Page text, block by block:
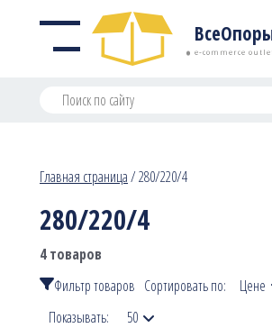
e-commerce
Главная страница/280/220/4
280/220/4
4 товаров
Фильтр товаров Сортировать по:
Цене
Показывать:
50